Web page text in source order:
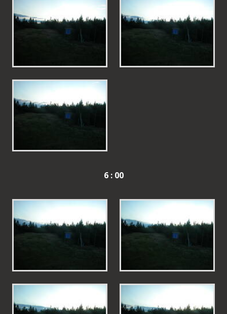
6 : 00